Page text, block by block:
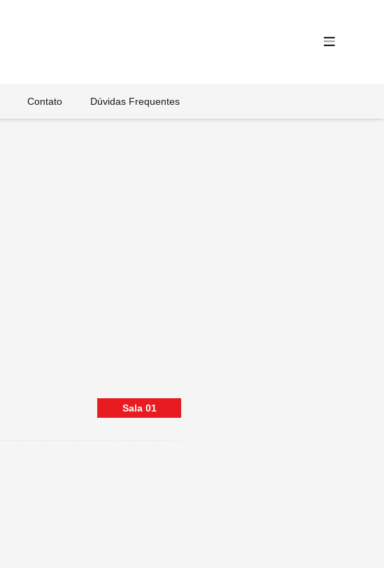
Contato Dúvidas Frequentes
Sala 01